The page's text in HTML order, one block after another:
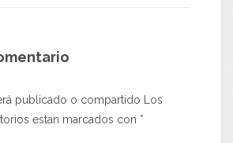
publicado o compartido Los
estan marcados con *